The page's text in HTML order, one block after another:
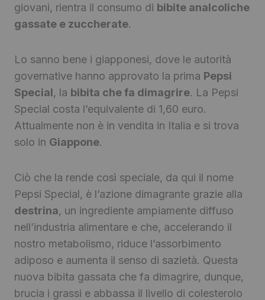
giovani, rientra il consumo di bibite analcoliche
gassate e zuccherate.
Lo sanno bene i giapponesi, dove le autorità
governative hanno approvato la prima Pepsi
Special, la bibita che fa dimagrire. La Pepsi
Special costa l’equivalente di 1,60 euro.
Attualmente non è in vendita in Italia e si trova
solo in Giappone.
Ciò che la rende così speciale, da qui il nome
Pepsi Special, è l’azione dimagrante grazie alla
destrina, un ingrediente ampiamente diffuso
nell’industria alimentare e che, accelerando il
nostro metabolismo, riduce l’assorbimento
adiposo e aumenta il senso di sazietà. Questa
nuova bibita gassata che fa dimagrire, dunque,
brucia i grassi e abbassa il livello di colesterolo